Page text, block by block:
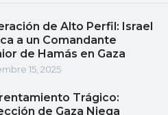
de Alto Perfil: Israel
a un Comandante
de Hamás en Gaza
15, 2025
Trágico:
de Gaza Niega